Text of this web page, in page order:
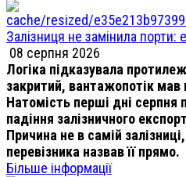
Залізниця не замінила порти:
08 серпня 2026
Логіка підказувала
закритий, вантажопотік мав
Натомість перші дні серпня
падіння залізничного
Причина не в самій
перевізника назвав її прямо.
Більше інформації